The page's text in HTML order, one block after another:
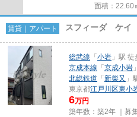
面積：22.60
賃貸｜アパート スフィーダ ケイ
総武線 「 小岩 」駅
京成本線 「 京成小岩
北総鉄道 「 新柴又 」
東京都江戸川区東小
6万円
築年数：築2年 ｜募